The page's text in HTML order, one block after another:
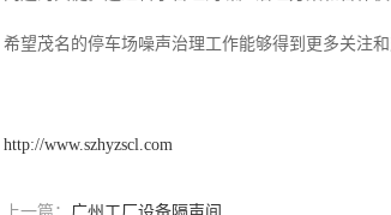
希望茂名的停车场噪声治理工作能够得到更多关注
http://www.szhyzscl.com